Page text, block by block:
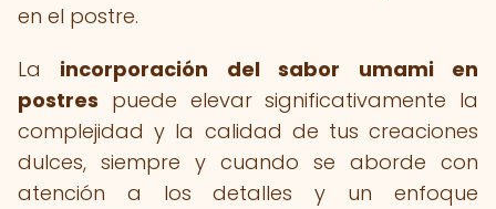
en el postre.
La incorporación del sabor umami en
postres puede elevar significativamente la
complejidad y la calidad de tus creaciones
dulces, siempre y cuando se aborde con
atención a los detalles y un enfoque